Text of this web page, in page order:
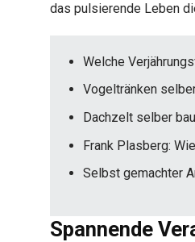
das pulsierende Leben
Welche
Vogeltränken
Dachzelt selber
Frank Plasberg:
Selbst gemachter
Spannende